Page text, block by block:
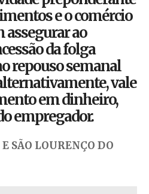
e o comércio
assegurar ao
da folga
repouso semanal
vale
em dinheiro,
empregador.
SÃO LOURENÇO DO